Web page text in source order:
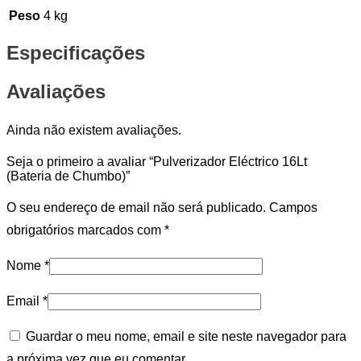
Peso 4 kg
Especificações
Avaliações
Ainda não existem avaliações.
Seja o primeiro a avaliar “Pulverizador Eléctrico 16Lt
(Bateria de Chumbo)”
O seu endereço de email não será publicado. Campos
obrigatórios marcados com *
Nome *
Email *
Guardar o meu nome, email e site neste navegador para